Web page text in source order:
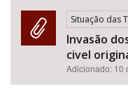
Situação das
Invasão
civel
Adicionado: 10